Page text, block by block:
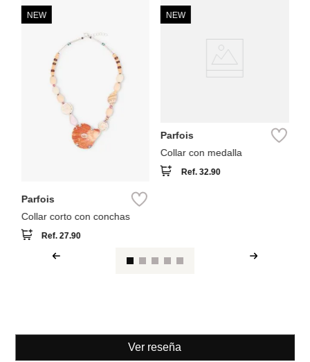
NEW
Parfois
Collar corto con conchas
Ref.27.90
NEW
Parfois
Collar con medalla
Ref. 32.90
Ver reseña